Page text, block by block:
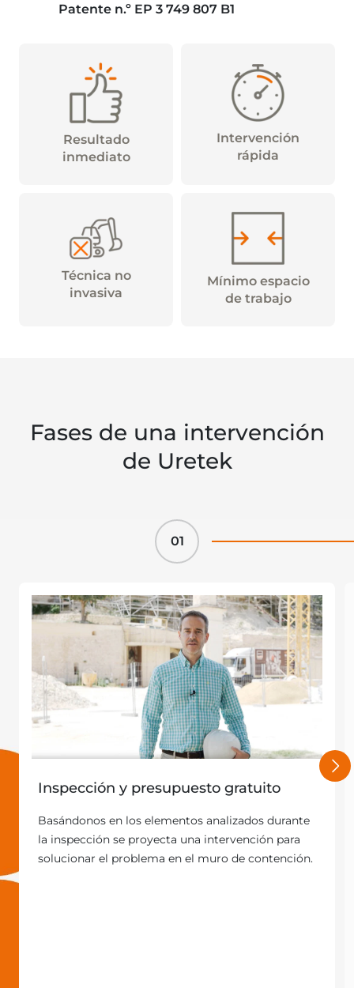
Patente n.º EP 3 749 807 B1
Resultado
inmediato
Intervención
rápida
Técnica no
invasiva
Mínimo espacio
de trabajo
Fases de una intervención
de Uretek
01
Inspección y presupuesto gratuito
Basándonos en los elementos analizados durante
la inspección se proyecta una intervención para
solucionar el problema en el muro de contención.